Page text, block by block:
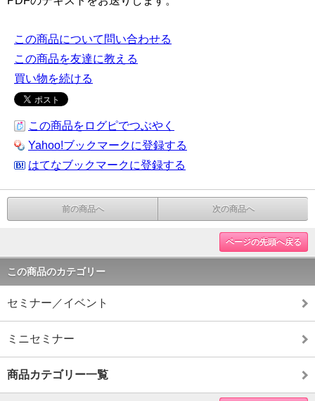
この商品について問い合わせる
この商品を友達に教える
買い物を続ける
この商品をログピでつぶやく
Yahoo!ブックマークに登録する
はてなブックマークに登録する
前の商品へ 次の商品へ
ページの先頭へ戻る
この商品のカテゴリー
セミナー／イベント
ミニセミナー
商品カテゴリー一覧